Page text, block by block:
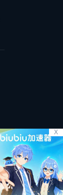
X